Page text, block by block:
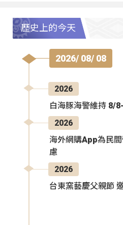
歷史上的今天
2026/ 08/ 08
2026
白海豚海警維持 8/
2026
海外網購App為民
慮
2026
台東窯藝慶父親節